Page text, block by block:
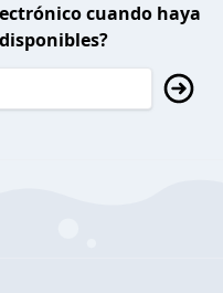
cuando haya